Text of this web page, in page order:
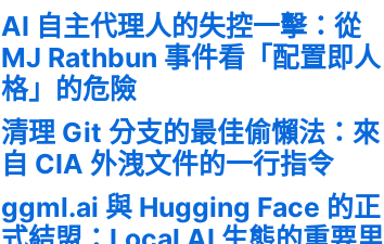
AI 自主代理人的失控一擊：從
MJ Rathbun 事件看「配置即人
格」的危險
清理 Git 分支的最佳偷懶法：來
自 CIA 外洩文件的一行指令
ggml.ai 與 Hugging Face 的正